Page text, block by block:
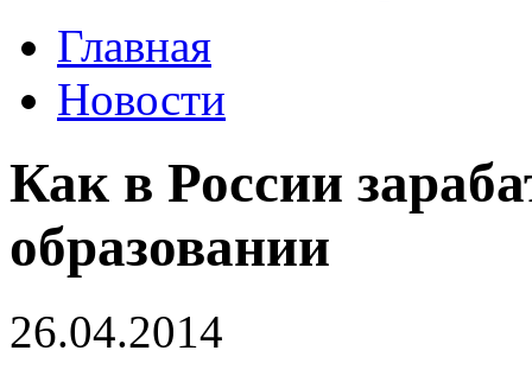
Главная
Новости
Как в России
образовании
26.04.2014